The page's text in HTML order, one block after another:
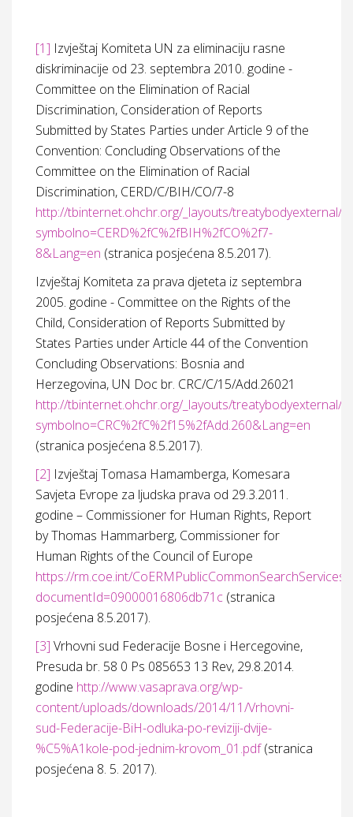
[1] Izvještaj Komiteta UN za eliminaciju rasne
diskriminacije od 23. septembra 2010. godine -
Committee on the Elimination of Racial
Discrimination, Consideration of Reports
Submitted by States Parties under Article 9 of the
Convention: Concluding Observations of the
Committee on the Elimination of Racial
Discrimination, CERD/C/BIH/CO/7-8
http://tbinternet.ohchr.org/_layouts/treatybodyexternal/
symbolno=CERD%2fC%2fBIH%2fCO%2f7-
8&Lang=en (stranica posjećena 8.5.2017).
Izvještaj Komiteta za prava djeteta iz septembra
2005. godine - Committee on the Rights of the
Child, Consideration of Reports Submitted by
States Parties under Article 44 of the Convention
Concluding Observations: Bosnia and
Herzegovina, UN Doc br. CRC/C/15/Add.26021
http://tbinternet.ohchr.org/_layouts/treatybodyexternal/
symbolno=CRC%2fC%2f15%2fAdd.260&Lang=en
(stranica posjećena 8.5.2017).
[2] Izvještaj Tomasa Hamamberga, Komesara
Savjeta Evrope za ljudska prava od 29.3.2011.
godine – Commissioner for Human Rights, Report
by Thomas Hammarberg, Commissioner for
Human Rights of the Council of Europe
https://rm.coe.int/
documentId=09000016806db71c (stranica
posjećena 8.5.2017).
[3] Vrhovni sud Federacije Bosne i Hercegovine,
Presuda br. 58 0 Ps 085653 13 Rev, 29.8.2014.
godine http://www.vasaprava.org/wp-
content/uploads/downloads/2014/11/Vrhovni-
sud-Federacije-BiH-odluka-po-reviziji-dvije-
%C5%A1kole-pod-jednim-krovom_01.pdf(stranica
posjećena 8. 5. 2017).